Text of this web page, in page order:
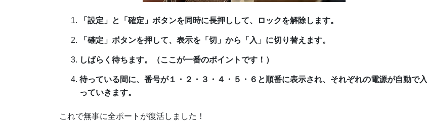
「設定」と「確定」ボタンを同時に長押しして、ロックを解除します。
「確定」ボタンを押して、表示を「切」から「入」に切り替えます。
しばらく待ちます。（ここが一番のポイントです！）
待っている間に、番号が１・２・３・４・５・６と順番に表示され、それぞれの電源が自動で入
っていきます。
これで無事に全ポートが復活しました！